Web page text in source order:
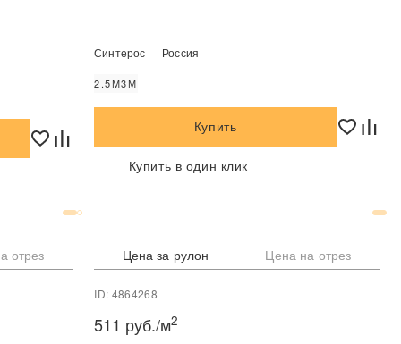
Синтерос Россия
2.5М3М
Купить
Купить в один клик
отрез Цена за рулон Цена на отрез
ID: 4864268
511 руб./м2